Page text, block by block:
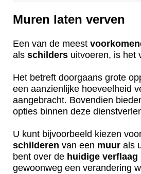
Muren laten verven
Een van de meest
als schilders uitvoeren, is het
Het betreft doorgaans grote
een aanzienlijke hoeveelheid
aangebracht. Bovendien
opties binnen deze
U kunt bijvoorbeeld kiezen
schilderen van een muur als
bent over de huidige verflaag
gewoonweg een verandering